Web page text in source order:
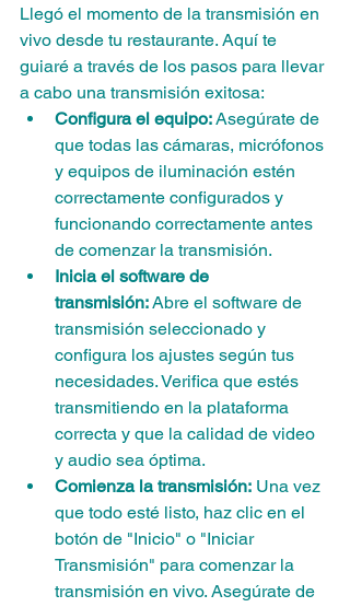
Llegó el momento de la transmisión en
vivo desde tu restaurante. Aquí te
guiaré a través de los pasos para llevar
a cabo una transmisión exitosa:
Configura el equipo: Asegúrate de
que todas las cámaras, micrófonos
y equipos de iluminación estén
correctamente configurados y
funcionando correctamente antes
de comenzar la transmisión.
Inicia el software de
transmisión: Abre el software de
transmisión seleccionado y
configura los ajustes según tus
necesidades. Verifica que estés
transmitiendo en la plataforma
correcta y que la calidad de video
y audio sea óptima.
Comienza la transmisión: Una vez
que todo esté listo, haz clic en el
botón de "Inicio" o "Iniciar
Transmisión" para comenzar la
transmisión en vivo. Asegúrate de